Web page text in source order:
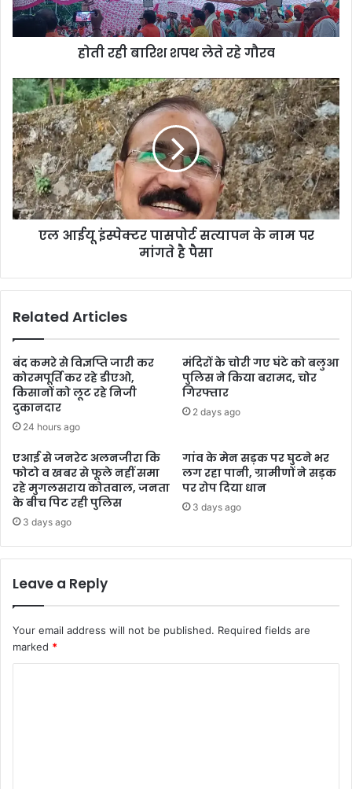
होती रही बारिश शपथ लेते रहे गौरव
एल आईयू इंस्पेक्टर पासपोर्ट सत्यापन के नाम पर
मांगते है पैसा
Related Articles
बंद कमरे से विज्ञप्ति जारी कर
कोरमपूर्ति कर रहे डीएओ,
किसानों को लूट रहे निजी
दुकानदार
24 hours ago
मंदिरों के चोरी गए घंटे को बलुआ
पुलिस ने किया बरामद, चोर
गिरफ्तार
2 days ago
एआई से जनरेट अलनजीरा कि
फोटो व खबर से फूले नहीं समा
रहे मुगलसराय कोतवाल, जनता
के बीच पिट रही पुलिस
3 days ago
गांव के मेन सड़क पर घुटने भर
लग रहा पानी, ग्रामीणों ने सड़क
पर रोप दिया धान
3 days ago
Leave a Reply
Your email address will not be published. Required fields are
marked *